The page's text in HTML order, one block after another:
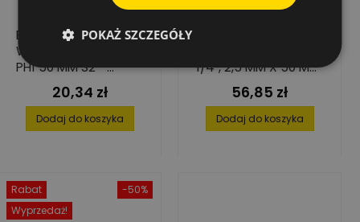
BIT UDAROWY
WHIRLPOWER IMPACT
PH1 50 MM S2 –
WYSOKA TRWAŁOŚĆ,
Cena
20,34 zł
Dodaj do koszyka
1/4", 2,5 MM X 50 MM
- 10 SZT.Cena
56,85 zł
Dodaj do koszyka
-50%
Rabat
Wyprzedaż!
POKAŻ SZCZEGÓŁY